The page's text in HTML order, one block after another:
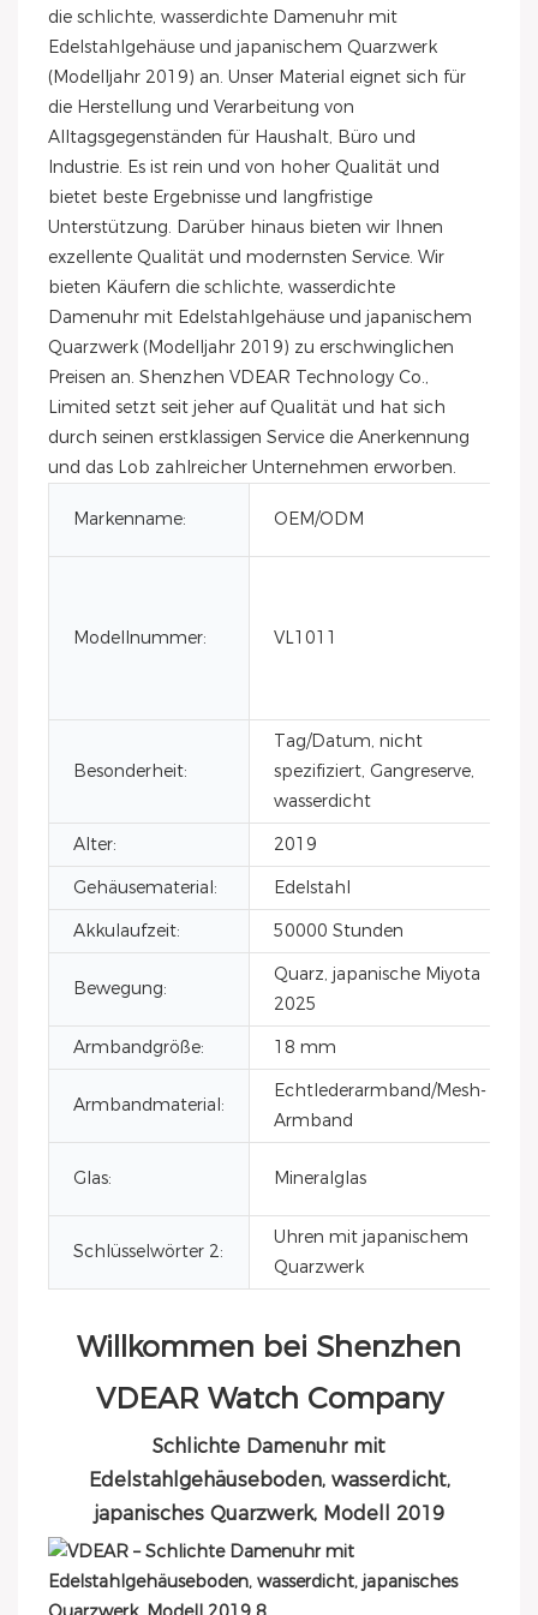
die schlichte, wasserdichte Damenuhr mit
Edelstahlgehäuse und japanischem Quarzwerk
(Modelljahr 2019) an. Unser Material eignet sich für
die Herstellung und Verarbeitung von
Alltagsgegenständen für Haushalt, Büro und
Industrie. Es ist rein und von hoher Qualität und
bietet beste Ergebnisse und langfristige
Unterstützung. Darüber hinaus bieten wir Ihnen
exzellente Qualität und modernsten Service. Wir
bieten Käufern die schlichte, wasserdichte
Damenuhr mit Edelstahlgehäuse und japanischem
Quarzwerk (Modelljahr 2019) zu erschwinglichen
Preisen an. Shenzhen VDEAR Technology Co.,
Limited setzt seit jeher auf Qualität und hat sich
durch seinen erstklassigen Service die Anerkennung
und das Lob zahlreicher Unternehmen erworben.
Markenname: OEM/ODM
Modellnummer: VL1011
Besonderheit:
Tag/Datum, nicht
spezifiziert, Gangreserve,
wasserdicht
Alter: 2019
Gehäusematerial:
Edelstahl
Akkulaufzeit:
50000 Stunden
Bewegung:
Quarz, japanische Miyota
2025
Armbandgröße: 18 mm
Armbandmaterial:
Echtlederarmband/Mesh-
Armband
Glas: Mineralglas
Schlüsselwörter 2:
Uhren mit japanischem
Quarzwerk
Willkommen bei Shenzhen
VDEAR Watch Company
Schlichte Damenuhr mit
Edelstahlgehäuseboden, wasserdicht,
japanisches Quarzwerk, Modell 2019